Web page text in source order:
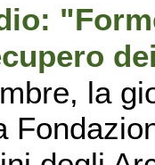
la